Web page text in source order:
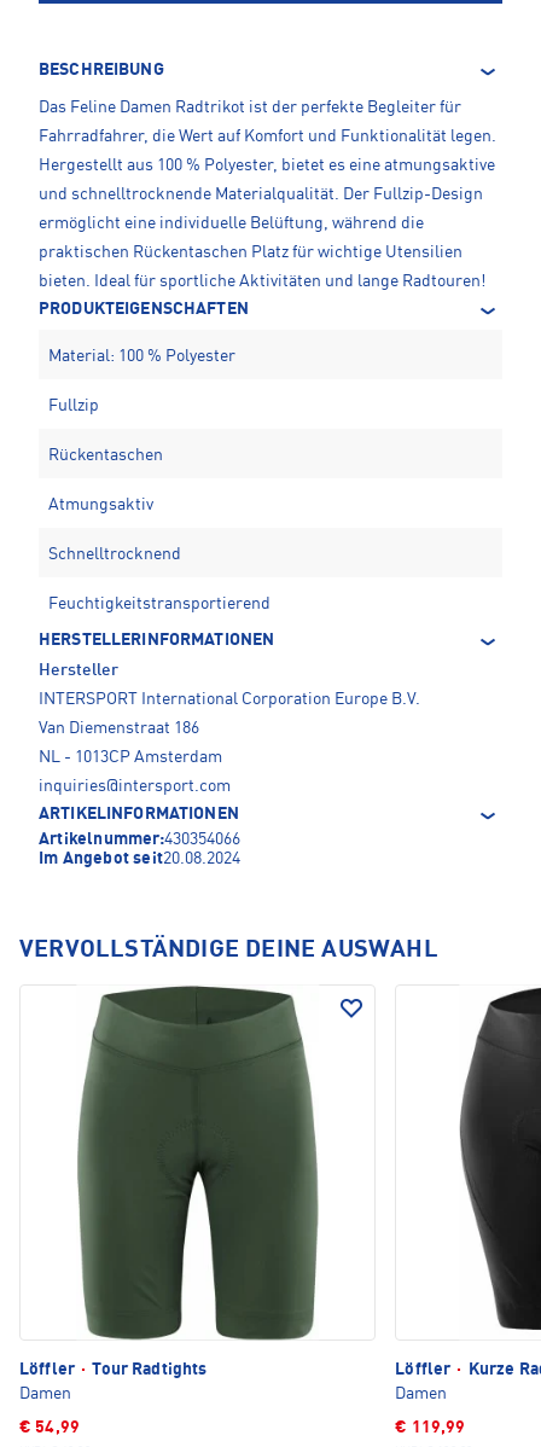
BESCHREIBUNG
Das Feline Damen Radtrikot ist der perfekte Begleiter für
Fahrradfahrer, die Wert auf Komfort und Funktionalität legen.
Hergestellt aus 100 % Polyester, bietet es eine atmungsaktive
und schnelltrocknende Materialqualität. Der Fullzip-Design
ermöglicht eine individuelle Belüftung, während die
praktischen Rückentaschen Platz für wichtige Utensilien
bieten. Ideal für sportliche Aktivitäten und lange Radtouren!
PRODUKTEIGENSCHAFTEN
Material: 100 % Polyester
Fullzip
Rückentaschen
Atmungsaktiv
Schnelltrocknend
Feuchtigkeitstransportierend
HERSTELLERINFORMATIONEN
Hersteller
INTERSPORT International Corporation Europe B.V.
Van Diemenstraat 186
NL - 1013CP Amsterdam
inquiries@intersport.com
ARTIKELINFORMATIONEN
Artikelnummer:430354066
Im Angebot seit20.08.2024
VERVOLLSTÄNDIGE DEINE AUSWAHL
Löffler · Tour Radtights
Damen
€ 54,99
Löffler ·
Kurze
Damen
€ 119,99